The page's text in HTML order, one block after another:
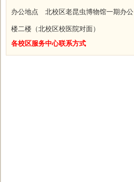
办公地点 北校区老昆虫博物馆一期办公
楼二楼（北校区校医院对面）
各校区服务中心联系方式